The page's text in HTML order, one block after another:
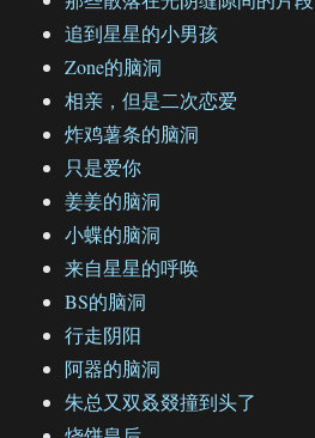
追到星星的小男孩
Zone的脑洞
相亲，但是二次恋爱
炸鸡薯条的脑洞
只是爱你
姜姜的脑洞
小蝶的脑洞
来自星星的呼唤
BS的脑洞
行走阴阳
阿器的脑洞
朱总又双叒叕撞到头了